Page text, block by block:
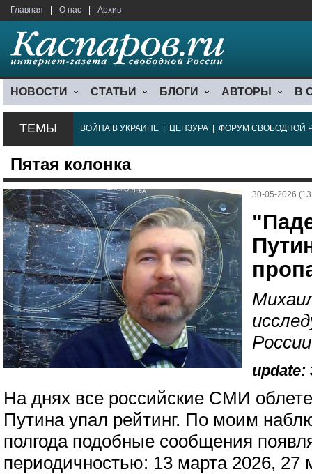
Главная О нас Архив
НОВОСТИ СТАТЬИ БЛОГИ АВТОРЫ В
ТЕМЫ ВОЙНА В УКРАИНЕ ЦЕНЗУРА ФОРУМ СВОБОДНОЙ
Пятая колонка
30-05-2026
update:
На днях все российские СМИ
Путина упал рейтинг. По моим
полгода подобные сообщения
периодичностью: 13 марта 2026, 27